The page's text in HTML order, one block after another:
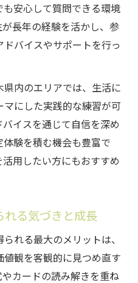
安心して質問できる環境
長年の経験を活かし、参
バイスやサポートを行っ
県内のエリアでは、生活に
にした実践的な練習が可
イスを通じて自信を深め
験を積む機会も豊富で
用したい方にもおすすめ
れる気づきと成長
れる最大のメリットは、
観を客観的に見つめ直す
カードの読み解きを重ね